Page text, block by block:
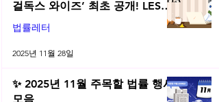
걸독스 와이즈’ 최초 공개! LES
2025 무료 초청장 드려요! | 2025
년 11월 네플라 법률레터
법률레터
2025년 11월 28일
✨ 2025년 11월 주목할 법률 행사
모음